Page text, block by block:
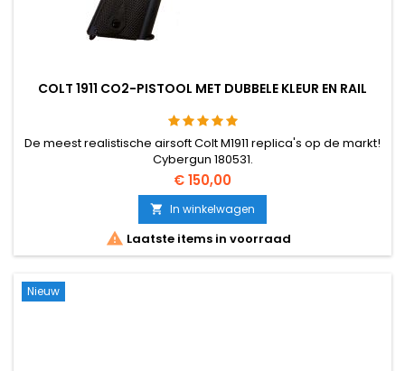
COLT 1911 CO2-PISTOOL MET DUBBELE KLEUR EN RAIL
De meest realistische airsoft Colt M1911 replica's op de markt!
Cybergun 180531.
€ 150,00
 In winkelwagen
 Laatste items in voorraad
Nieuw